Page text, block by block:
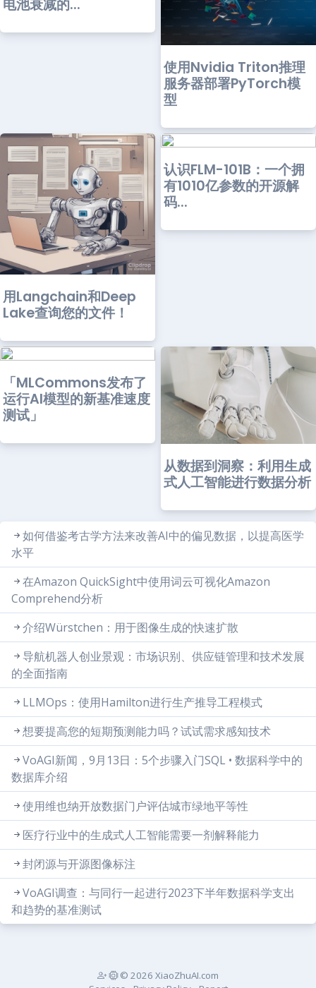
电池衰减的...
使用Nvidia Triton推理
服务器部署PyTorch模
型
用Langchain和Deep
Lake查询您的文件！
认识FLM-101B：一个拥
有1010亿参数的开源解
码...
「MLCommons发布了
运行AI模型的新基准速度
测试」
从数据到洞察：利用生成
式人工智能进行数据分析
如何借鉴考古学方法来改善AI中的偏见数据，以提高医学
水平
在Amazon QuickSight中使用词云可视化Amazon
Comprehend分析
介绍Würstchen：用于图像生成的快速扩散
导航机器人创业景观：市场识别、供应链管理和技术发展
的全面指南
LLMOps：使用Hamilton进行生产推导工程模式
想要提高您的短期预测能力吗？试试需求感知技术
VoAGI新闻，9月13日：5个步骤入门SQL • 数据科学中的
数据库介绍
使用维也纳开放数据门户评估城市绿地平等性
医疗行业中的生成式人工智能需要一剂解释能力
封闭源与开源图像标注
VoAGI调查：与同行一起进行2023下半年数据科学支出
和趋势的基准测试
© 2026 XiaoZhuAI.com